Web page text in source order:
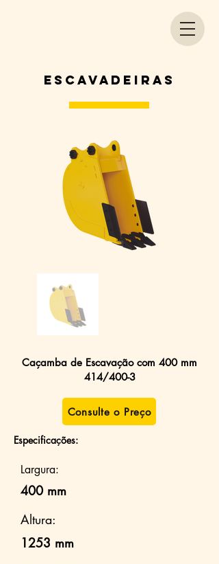
escavadeiras
Caçamba de Escavação com 400 mm
414/400-3
Consulte o Preço
Especificações:
Largura:
400 mm
Altura:
1253 mm